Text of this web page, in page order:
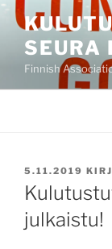
Siirry
sisältöön
SEURA
Finnish
JULKAISTU
5.11.2019
julkaistu!